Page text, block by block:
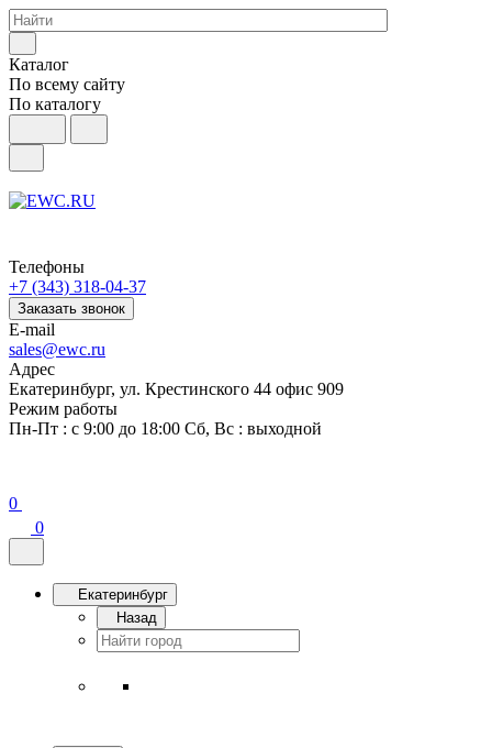
Каталог
По всему сайту
По каталогу
Телефоны
+7 (343) 318-04-37
Заказать звонок
E-mail
sales@ewc.ru
Адрес
Екатеринбург, ул. Крестинского 44 офис 909
Режим работы
Пн-Пт : с 9:00 до 18:00 Сб, Вс : выходной
0
0
Екатеринбург
Назад